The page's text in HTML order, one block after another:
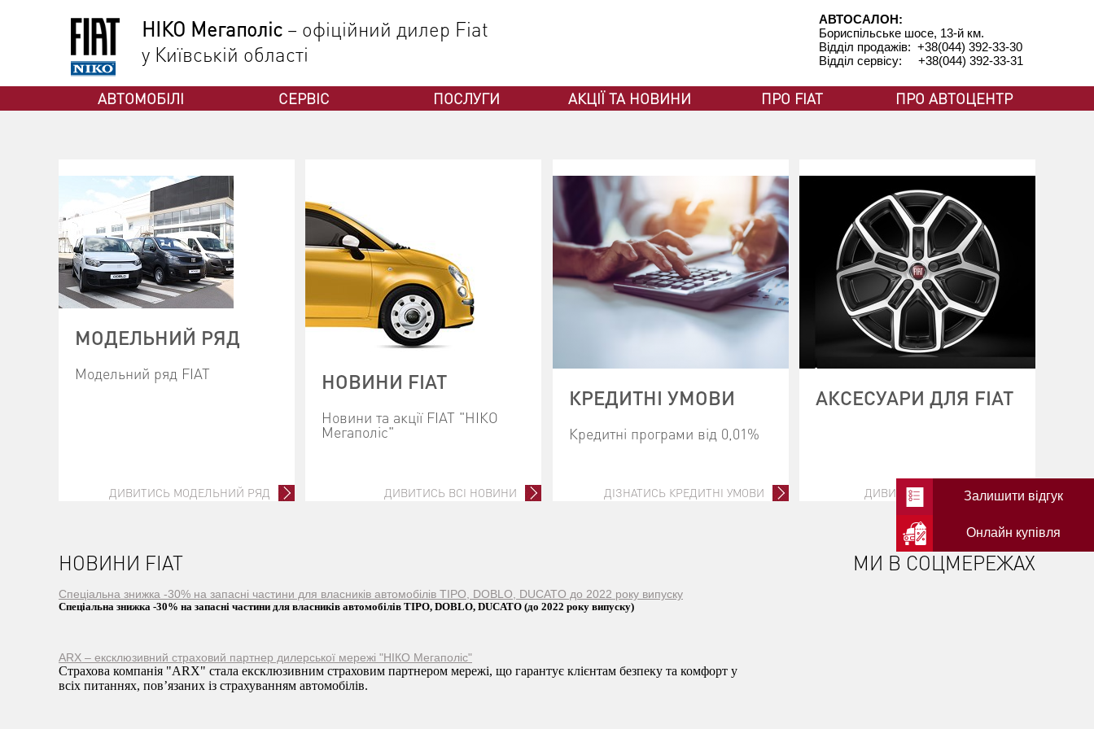
НІКО Мегаполіс – офіційний дилер Fiat
у Київській області
АВТОСАЛОН:
Бориспільське шосе, 13-й км.
Відділ продажів: +38(044) 392-33-30
Відділ сервісу: +38(044) 392-33-31
АВТОМОБІЛІ СЕРВІС ПОСЛУГИ АКЦІЇ ТА НОВИНИ ПРО FIAT ПРО АВТОЦЕНТР
МОДЕЛЬНИЙ РЯД
Модельний ряд FIAT
ДИВИТИСЬ МОДЕЛЬНИЙ РЯД
НОВИНИ FIAT
Новини та акції FIAT "НІКО
Мегаполіс"
ДИВИТИСЬ ВСІ НОВИНИ
КРЕДИТНІ УМОВИ
Кредитні програми від 0,01%
ДІЗНАТИСЬ КРЕДИТНІ УМОВИ
АКСЕСУАРИ ДЛЯ FIAT
ДИВИТИСЬ ВСІ АКСЕСУАРИ
НОВИНИ FIAT
Спеціальна знижка -30% на запасні частини для власників автомобілів TIPO, DOBLO, DUCATO до 2022 року випуску
Спеціальна знижка -30% на запасні частини для власників автомобілів TIPO, DOBLO, DUCATO (до 2022 року випуску)
ARX – ексклюзивний страховий партнер дилерської мережі "НІКО Мегаполіс"
Страхова компанія "ARX" стала ексклюзивним страховим партнером мережі, що гарантує клієнтам безпеку та комфорт у
всіх питаннях, пов’язаних із страхуванням автомобілів.
МИ В СОЦМЕРЕЖАХ
Залишити відгук
Онлайн купівля